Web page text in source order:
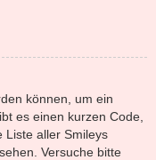
können, um ein
es einen kurzen Code,
Liste aller Smileys
Versuche bitte